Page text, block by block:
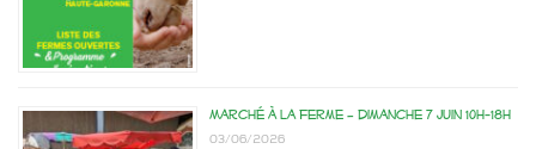
Marché à la ferme – dimanche 7 juin 10h-18h
03/06/2026